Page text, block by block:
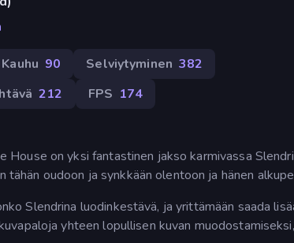
Kauhu 90 Selviytyminen 382
212 FPS 174
House on yksi fantastinen jakso karmivassa
tähän oudoon ja synkkään olentoon ja hänen
Slendrina luodinkestävä, ja yrittämään saada
yhteen lopullisen kuvan